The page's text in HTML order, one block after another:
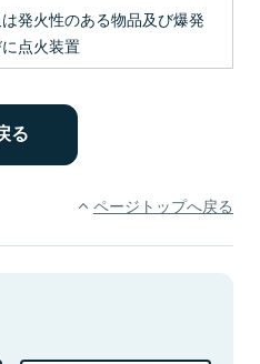
発火性のある物品及び爆発
点火装置
ページトップへ戻る